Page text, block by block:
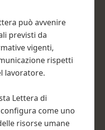
può avvenire
previsti da
vigenti,
rispetti
lavoratore.
Lettera di
come uno
risorse umane